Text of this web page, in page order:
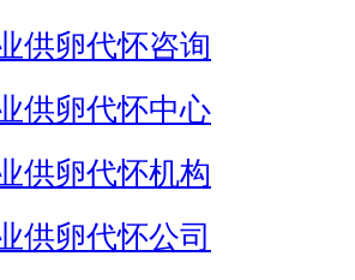
供卵代怀咨询
供卵代怀中心
供卵代怀机构
供卵代怀公司